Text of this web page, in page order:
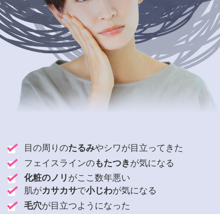
目の周りのたるみやシワが目立ってきた
フェイスラインのもたつき が気になる
化粧のノリ がここ数年悪い
肌がカサカサで小じわが気になる
毛穴が目立つようになった